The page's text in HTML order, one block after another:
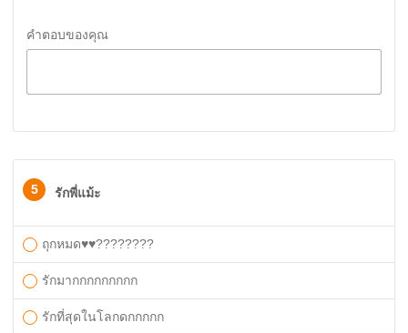
คำตอบของคุณ
5 รักพี่แม้ะ
ถุกหมด♥️♥️????????
รักมากกกกกกกกก
รักที่สุดในโลกดกกกกก